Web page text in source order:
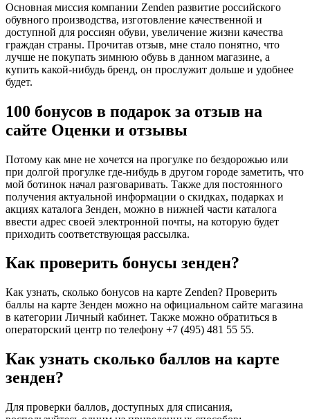
Основная миссия компании Zenden развитие российского
обувного производства, изготовление качественной и
доступной для россиян обуви, увеличение жизни качества
граждан страны. Прочитав отзыв, мне стало понятно, что
лучше не покупать зимнюю обувь в данном магазине, а
купить какой-нибудь бренд, он прослужит дольше и удобнее
будет.
100 бонусов в подарок за отзыв на
сайте Оценки и отзывы
Потому как мне не хочется на прогулке по бездорожью или
при долгой прогулке где-нибудь в другом городе заметить, что
мой ботинок начал разговаривать. Также для постоянного
получения актуальной информации о скидках, подарках и
акциях каталога Зенден, можно в нижней части каталога
ввести адрес своей электронной почты, на которую будет
приходить соответствующая рассылка.
Как проверить бонусы зенден?
Как узнать, сколько бонусов на карте Zenden? Проверить
баллы на карте Зенден можно на официальном сайте магазина
в категории Личный кабинет. Также можно обратиться в
операторский центр по телефону +7 (495) 481 55 55.
Как узнать сколько баллов на карте
зенден?
Для проверки баллов, доступных для списания,